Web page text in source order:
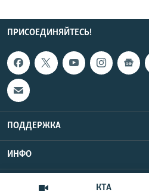
КТА
ПРИСОЕДИНЯЙТЕСЬ!
ПОДДЕРЖКА
ИНФО
Copyright
UTC+3